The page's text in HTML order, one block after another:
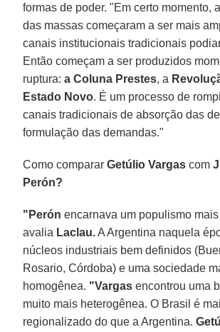
formas de poder. "Em certo momento,
das massas começaram a ser mais
canais institucionais tradicionais
Então começam a ser produzidos
ruptura:a Coluna Prestes, a
Estado Novo. É um processo de
canais tradicionais de absorção das
formulação das demandas."
Como compararGetúlio Vargas com
Perón?
"Perón encarnava um populismo
avalia Laclau.A Argentina naquela
núcleos industriais bem definidos
Rosario, Córdoba) e uma sociedade
homogênea. "Vargas encontrou uma
muito mais heterogênea. O Brasil é
regionalizado do que a Argentina.